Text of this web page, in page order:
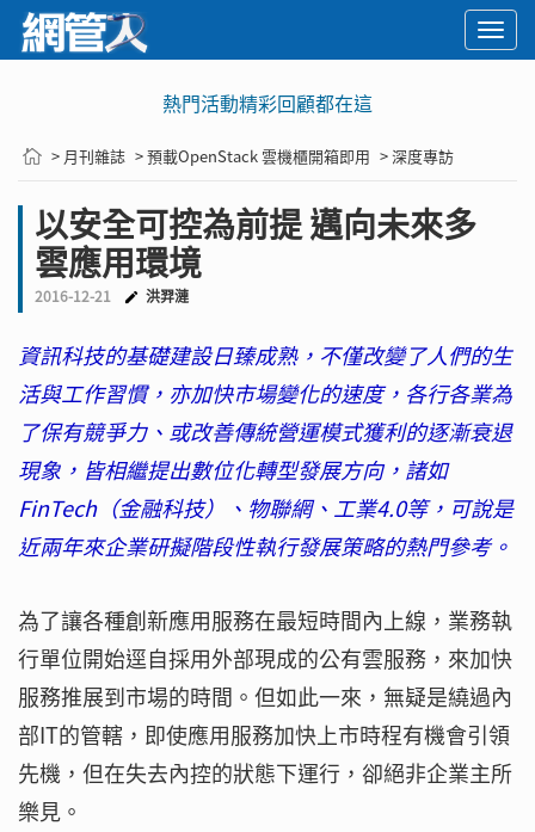
熱門活動精彩回顧都在這
> 月刊雜誌 > 預載OpenStack 雲機櫃開箱即用 > 深度專訪
以安全可控為前提 邁向未來多
雲應用環境
2016-12-21 洪羿漣
資訊科技的基礎建設日臻成熟，不僅改變了人們的生
活與工作習慣，亦加快市場變化的速度，各行各業為
了保有競爭力、或改善傳統營運模式獲利的逐漸衰退
現象，皆相繼提出數位化轉型發展方向，諸如
FinTech（金融科技）、物聯網、工業4.0等，可說是
近兩年來企業研擬階段性執行發展策略的熱門參考。
為了讓各種創新應用服務在最短時間內上線，業務執
行單位開始逕自採用外部現成的公有雲服務，來加快
服務推展到市場的時間。但如此一來，無疑是繞過內
部IT的管轄，即使應用服務加快上市時程有機會引領
先機，但在失去內控的狀態下運行，卻絕非企業主所
樂見。